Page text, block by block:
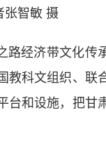
智敏 摄
路经济带文化传
教科文组织、联
台和设施，把甘